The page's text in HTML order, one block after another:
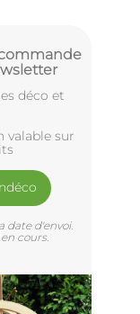
déco et
valable sur
date d'envoi.
cours.